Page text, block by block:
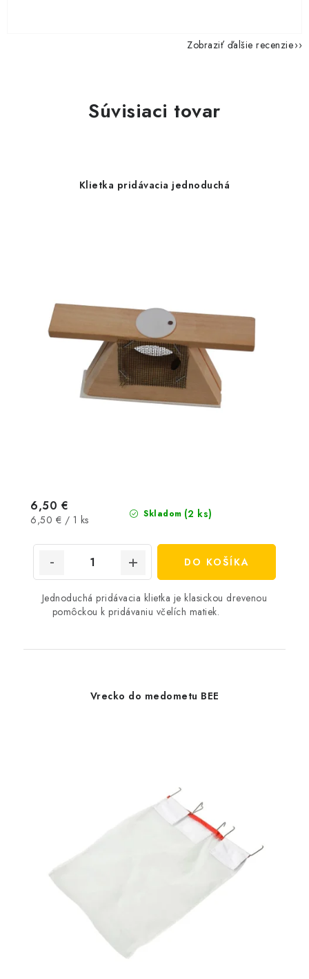
Zobraziť ďalšie recenzie
Súvisiaci tovar
Klietka pridávacia jednoduchá
Skladom (2 ks)
6,50 €
Jednotková
6,50 € / 1 ks
DO KOŠÍKA
Jednoduchá pridávacia klietka je klasickou drevenou
pomôckou k pridávaniu včelích matiek.
Vrecko do medometu BEE